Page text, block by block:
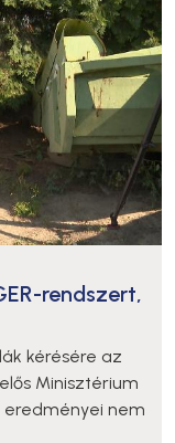
rendszert,
kérésére az
Minisztérium
eredményei nem